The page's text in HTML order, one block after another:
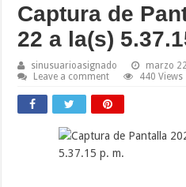
Captura de
22 a la(s)
sinusuarioasignado
marzo
Leave a comment
440 Views